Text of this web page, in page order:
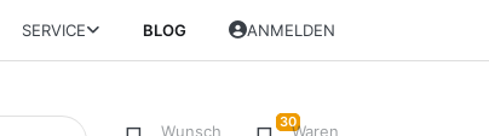
SERVICE BLOG ANMELDEN
Wunsch
30Waren